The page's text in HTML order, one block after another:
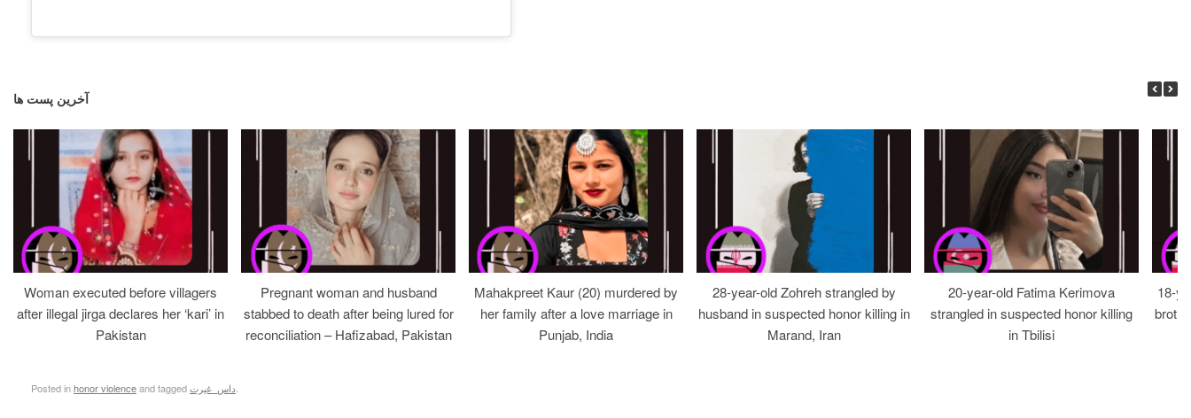
آخرین پست ها
Woman executed before villagers
after illegal jirga declares her ‘kari’ in
Pakistan
Pregnant woman and husband
stabbed to death after being lured for
reconciliation – Hafizabad, Pakistan
Mahakpreet Kaur (20) murdered by
her family after a love marriage in
Punjab, India
28-year-old Zohreh strangled by
husband in suspected honor killing in
Marand, Iran
20-year-old Fatima Kerimova
strangled in suspected honor killing
in Tbilisi
18-
Posted inhonor violenceand taggedداس_غیرت